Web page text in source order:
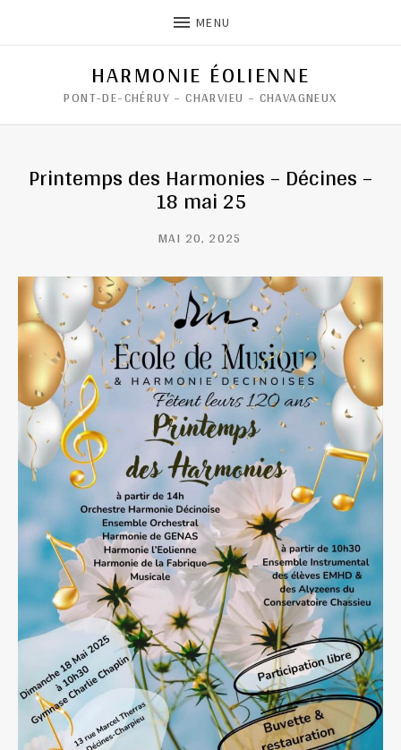
MENU
HARMONIE ÉOLIENNE
PONT-DE-CHÉRUY – CHARVIEU – CHAVAGNEUX
Printemps des Harmonies – Décines –
18 mai 25
MAI 20, 2025